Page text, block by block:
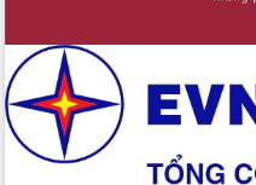
Thống nhất danh sách giới thiệu ứng
cử đại biểu Quốc hội khoá XVI và đại
biểu HĐND tỉnh Đắk Lắk, nhiệm kỳ
2026-2031
Phát động hai phong trào thi đua quan
trọng trong kỷ nguyên mới